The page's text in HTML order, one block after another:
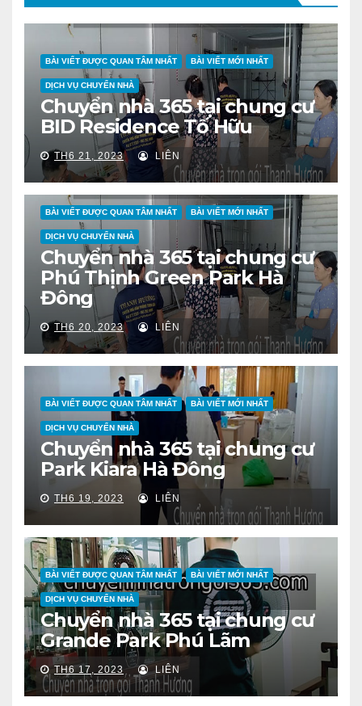
BÀI VIẾT ĐƯỢC QUAN TÂM NHẤT BÀI VIẾT MỚI NHẤT
DỊCH VỤ CHUYỂN NHÀ
Chuyển nhà 365 tại chung cư
BID Residence Tố Hữu
TH6 21, 2023 LIÊN
BÀI VIẾT ĐƯỢC QUAN TÂM NHẤT BÀI VIẾT MỚI NHẤT
DỊCH VỤ CHUYỂN NHÀ
Chuyển nhà 365 tại chung cư
Phú Thịnh Green Park Hà
Đông
TH6 20, 2023 LIÊN
BÀI VIẾT ĐƯỢC QUAN TÂM NHẤT BÀI VIẾT MỚI NHẤT
DỊCH VỤ CHUYỂN NHÀ
Chuyển nhà 365 tại chung cư
Park Kiara Hà Đông
TH6 19, 2023 LIÊN
BÀI VIẾT ĐƯỢC QUAN TÂM NHẤT BÀI VIẾT MỚI NHẤT
DỊCH VỤ CHUYỂN NHÀ
Chuyển nhà 365 tại chung cư
Grande Park Phú Lãm
TH6 17, 2023 LIÊN